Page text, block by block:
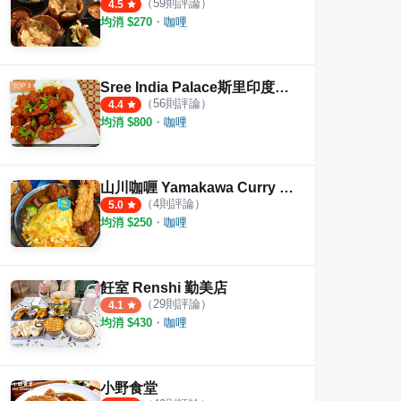
4.5 （59則評論）
均消 $270 ・ 咖哩
Sree India Palace斯里印度餐廳
4.4 （56則評論）
均消 $800 ・ 咖哩
山川咖喱 Yamakawa Curry 民生店
5.0 （4則評論）
均消 $250 ・ 咖哩
飪室 Renshi 勤美店
4.1 （29則評論）
均消 $430 ・ 咖哩
小野食堂